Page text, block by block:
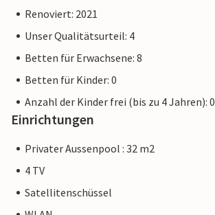
Renoviert: 2021
Unser Qualitätsurteil: 4
Betten für Erwachsene: 8
Betten für Kinder: 0
Anzahl der Kinder frei (bis zu 4 Jahren): 0
Einrichtungen
Privater Aussenpool : 32 m2
4 TV
Satellitenschüssel